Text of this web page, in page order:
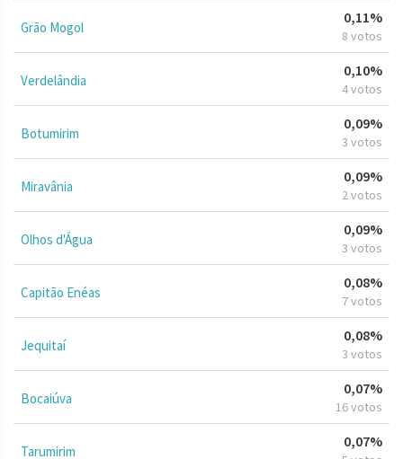
Grão Mogol
0,11%
8 votos
Verdelândia
0,10%
4 votos
Botumirim
0,09%
3 votos
Miravânia
0,09%
2 votos
Olhos d'Água
0,09%
3 votos
Capitão Enéas
0,08%
7 votos
Jequitaí
0,08%
3 votos
Bocaiúva
0,07%
16 votos
Tarumirim
0,07%